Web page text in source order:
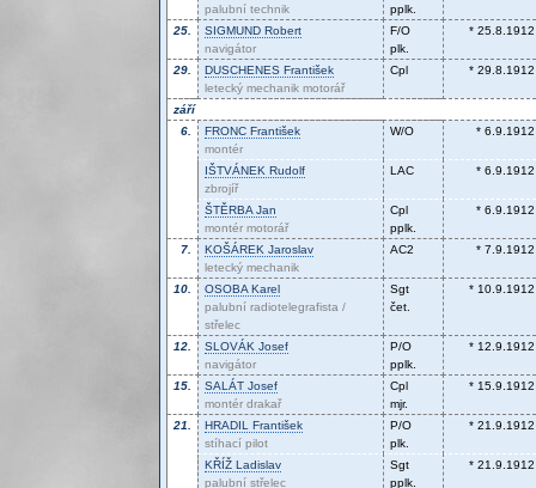
palubní technik
pplk.
25. SIGMUND Robert
navigátor
F/O
plk.
* 25.8.1912
29. DUSCHENES František
letecký mechanik motorář
Cpl * 29.8.1912
září
6.
FRONC František
montér
W/O * 6.9.1912
IŠTVÁNEK Rudolf
zbrojíř
LAC * 6.9.1912
ŠTĚRBA Jan
montér motorář
Cpl
pplk.
* 6.9.1912
7. KOŠÁREK Jaroslav
letecký mechanik
AC2 * 7.9.1912
10. OSOBA Karel
palubní radiotelegrafista /
střelec
Sgt
čet.
* 10.9.1912
12. SLOVÁK Josef
navigátor
P/O
pplk.
* 12.9.1912
15. SALÁT Josef
montér drakař
Cpl
mjr.
* 15.9.1912
21. HRADIL
František
stíhací pilot
P/O
plk.
* 21.9.1912
KŘÍŽ Ladislav
palubní střelec
Sgt
pplk.
* 21.9.1912